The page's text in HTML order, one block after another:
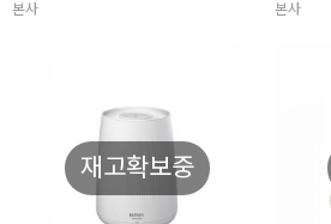
본사 본사
재고확보중